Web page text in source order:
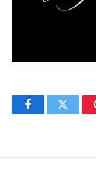
FacebookTwitter